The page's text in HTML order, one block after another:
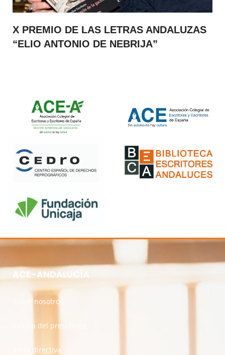
X PREMIO DE LAS LETRAS ANDALUZAS
“ELIO ANTONIO DE NEBRIJA”
ACE-ANDALUCÍA
Sobre nosotros
Saluda del presidente
Junta directiva